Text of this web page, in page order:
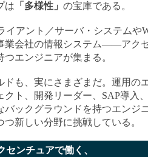
は 「多様性」 の宝庫である。
アント／サーバ・システムや
業会社の情報システム――アク
エンジニアが集まる。
も、実にさまざまだ。運用の
クト、開発リーダー、SAP導入
ックグラウンドを持つエンジ
新しい分野に挑戦している。
センチュアで働く、